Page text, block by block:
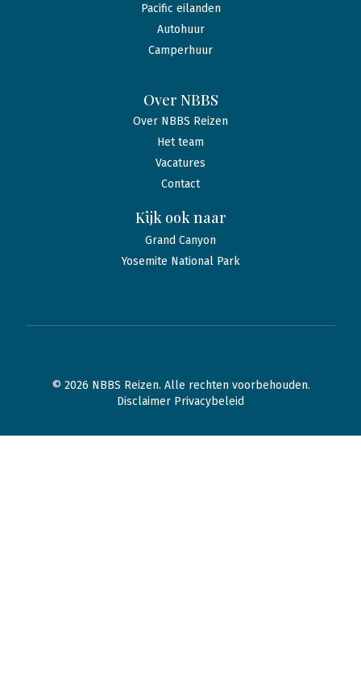
Pacific eilanden
Autohuur
Camperhuur
Over NBBS
Over NBBS Reizen
Het team
Vacatures
Contact
Kijk ook naar
Grand Canyon
Yosemite National Park
© 2026 NBBS Reizen. Alle rechten voorbehouden.
Disclaimer Privacybeleid